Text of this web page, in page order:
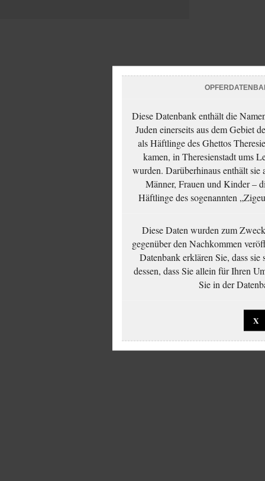
Diese Datenbank enthält die
Juden einerseits aus dem Gebiet
als Häftlinge des Ghettos
kamen, in Theresienstadt ums
wurden. Darüberhinaus enthält
Männer, Frauen und Kinder –
Häftlinge des sogenannten
Diese Daten wurden zum
gegenüber den Nachkommen
Datenbank erklären Sie, dass sie
dessen, dass Sie allein für Ihren
Sie in der
X